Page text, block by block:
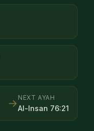
NEXT AYAH
Al-Insan 76:21
→